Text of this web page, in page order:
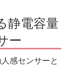
静電容量
ー
感センサーと